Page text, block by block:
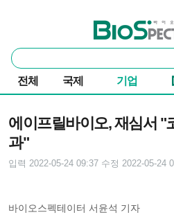
바이오스펙테이터
통
합
검
색
전체 국제 기업
에이프릴바이오, 재심서 "
과"
입력 2022-05-24 09:37 수정 2022-05-24
바이오스펙테이터 서윤석 기자